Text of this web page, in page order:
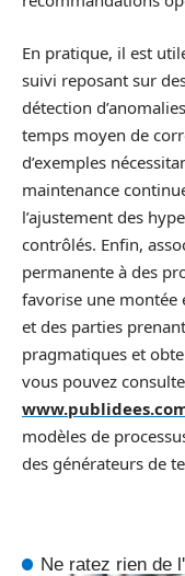
En pratique, il est
suivi reposant sur
détection
temps moyen de
d’exemples
maintenance
l’ajustement des
contrôlés. Enfin,
permanente à des
favorise une montée
et des parties
pragmatiques et
vous pouvez
modèles de
des générateurs de
Ne ratez rien de